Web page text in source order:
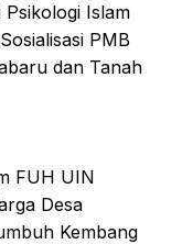
Islam
PMB
dan Tanah
FUH UIN
Desa
Kembang